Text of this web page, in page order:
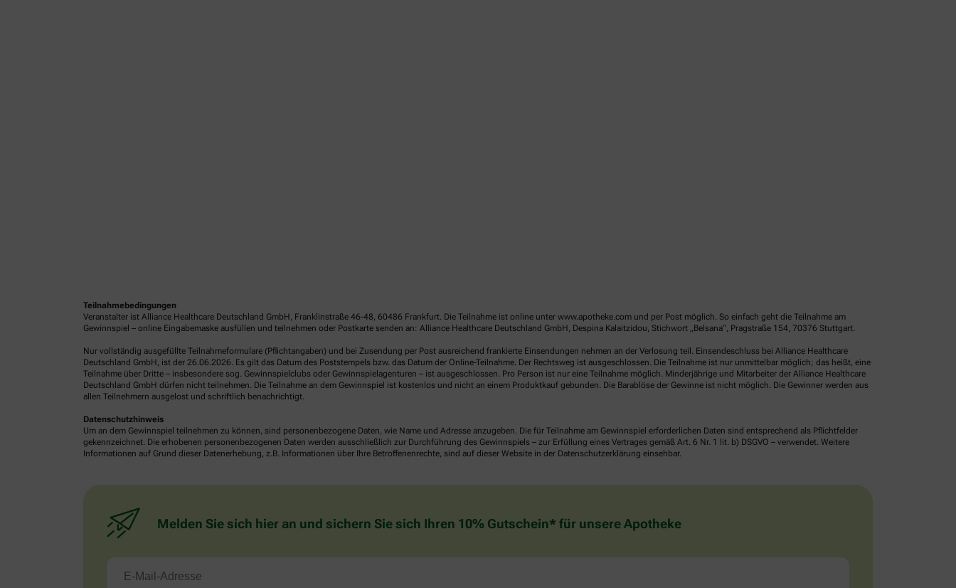
Teilnahmebedingungen
Veranstalter ist Alliance Healthcare Deutschland GmbH, Franklinstraße 46-48, 60486 Frankfurt. Die Teilnahme ist online unter www.apotheke.com und per Post möglich. So einfach geht die Teilnahme am
Gewinnspiel – online Eingabemaske ausfüllen und teilnehmen oder Postkarte senden an: Alliance Healthcare Deutschland GmbH, Despina Kalaitzidou, Stichwort „Belsana“, Pragstraße 154, 70376 Stuttgart.
Nur vollständig ausgefüllte Teilnahmeformulare (Pflichtangaben) und bei Zusendung per Post ausreichend frankierte Einsendungen nehmen an der Verlosung teil. Einsendeschluss bei Alliance Healthcare
Deutschland GmbH, ist der 26.06.2026. Es gilt das Datum des Poststempels bzw. das Datum der Online-Teilnahme. Der Rechtsweg ist ausgeschlossen. Die Teilnahme ist nur unmittelbar möglich; das heißt, eine
Teilnahme über Dritte – insbesondere sog. Gewinnspielclubs oder Gewinnspielagenturen – ist ausgeschlossen. Pro Person ist nur eine Teilnahme möglich. Minderjährige und Mitarbeiter der Alliance Healthcare
Deutschland GmbH dürfen nicht teilnehmen. Die Teilnahme an dem Gewinnspiel ist kostenlos und nicht an einem Produktkauf gebunden. Die Barablöse der Gewinne ist nicht möglich. Die Gewinner werden aus
allen Teilnehmern ausgelost und schriftlich benachrichtigt.
Datenschutzhinweis
Um an dem Gewinnspiel teilnehmen zu können, sind personenbezogene Daten, wie Name und Adresse anzugeben. Die für Teilnahme am Gewinnspiel erforderlichen Daten sind entsprechend als Pflichtfelder
gekennzeichnet. Die erhobenen personenbezogenen Daten werden ausschließlich zur Durchführung des Gewinnspiels – zur Erfüllung eines Vertrages gemäß Art. 6 Nr. 1 lit. b) DSGVO – verwendet. Weitere
Informationen auf Grund dieser Datenerhebung, z.B. Informationen über Ihre Betroffenenrechte, sind auf dieser Website in der Datenschutzerklärung einsehbar.
Melden Sie sich hier an und sichern Sie sich Ihren 10% Gutschein* für unsere Apotheke